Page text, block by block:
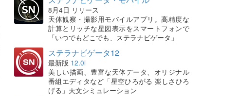
8月4日 リリース
天体観察・撮影用モバイルアプリ。高精度な
計算とリッチな星図表示をスマートフォンで
「いつでもどこでも、ステラナビゲータ」
ステラナビゲータ12
最新版 12.0i
美しい描画、豊富な天体データ、オリジナル
番組エディタなど「星空ひろがる 楽しさひろ
げる」天文シミュレーション